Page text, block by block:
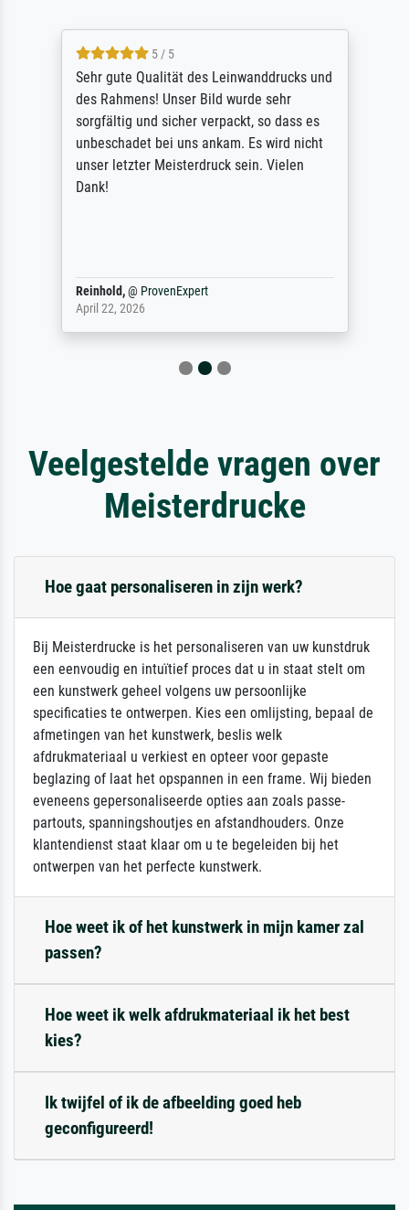
5 / 5
Sehr gute Qualität des Leinwanddrucks und
des Rahmens! Unser Bild wurde sehr
sorgfältig und sicher verpackt, so dass es
unbeschadet bei uns ankam. Es wird nicht
unser letzter Meisterdruck sein. Vielen
Dank!
Reinhold,@ ProvenExpert
April 22, 2026
Veelgestelde vragen over
Meisterdrucke
Hoe gaat personaliseren in zijn werk?
Bij Meisterdrucke is het personaliseren van uw kunstdruk
een eenvoudig en intuïtief proces dat u in staat stelt om
een kunstwerk geheel volgens uw persoonlijke
specificaties te ontwerpen. Kies een omlijsting, bepaal de
afmetingen van het kunstwerk, beslis welk
afdrukmateriaal u verkiest en opteer voor gepaste
beglazing of laat het opspannen in een frame. Wij bieden
eveneens gepersonaliseerde opties aan zoals passe-
partouts, spanningshoutjes en afstandhouders. Onze
klantendienst staat klaar om u te begeleiden bij het
ontwerpen van het perfecte kunstwerk.
Hoe weet ik of het kunstwerk in mijn kamer zal
passen?
Hoe weet ik welk afdrukmateriaal ik het best
kies?
Ik twijfel of ik de afbeelding goed heb
geconfigureerd!